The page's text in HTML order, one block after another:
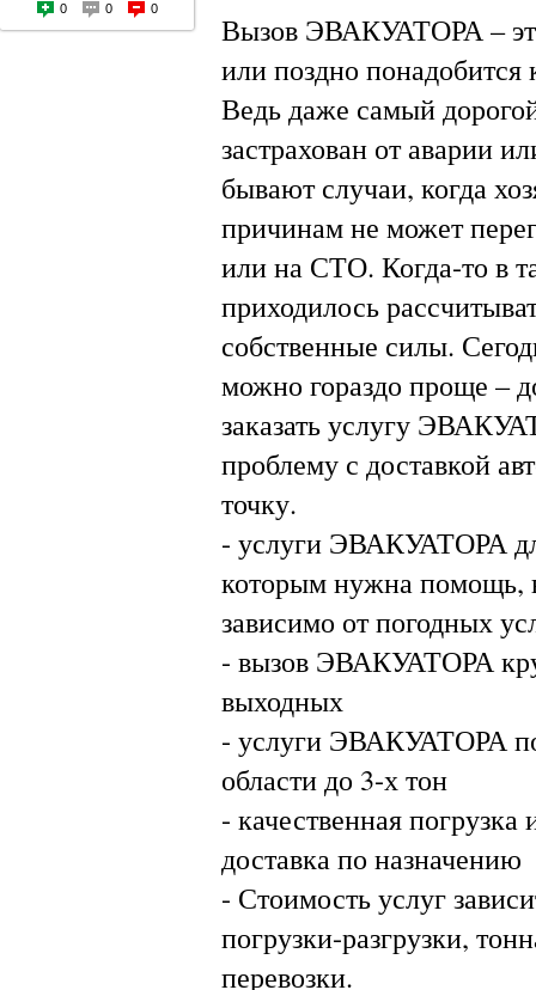
0 0 0
Вызов ЭВАКУАТОРА –
или поздно
Ведь даже самый
застрахован от аварии
бывают случаи, когда
причинам не может
или на СТО. Когда-то в
приходилось
собственные силы.
можно гораздо проще –
заказать услугу
проблему с доставкой
точку.
- услуги ЭВАКУАТОРА
которым нужна помощь,
зависимо от погодных
- вызов ЭВАКУАТОРА
выходных
- услуги ЭВАКУАТОРА
области до 3-х тон
- качественная
доставка по назначению
- Стоимость услуг
погрузки-разгрузки,
перевозки.